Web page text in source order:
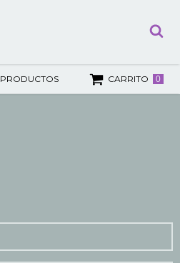
PRODUCTOS CARRITO 0